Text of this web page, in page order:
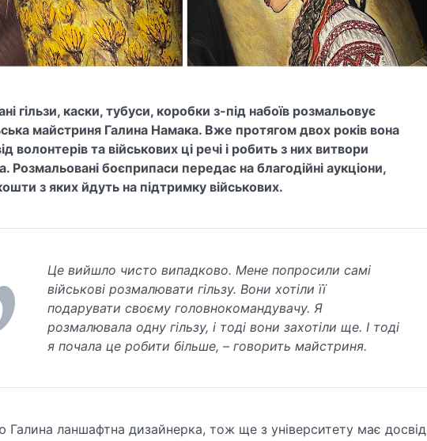
гільзи, каски, тубуси, коробки з-під набоїв розмальовує
майстриня Галина Намака. Вже протягом двох років вона
волонтерів та військових ці речі і робить з них витвори
Розмальовані боєприпаси передає на благодійні аукціони,
з яких йдуть на підтримку військових.
Це вийшло чисто випадково. Мене попросили самі
військові розмалювати гільзу. Вони хотіли її
подарувати своєму головнокомандувачу. Я
розмалювала одну гільзу, і тоді вони захотіли ще. І тоді
я почала це робити більше, – говорить майстриня.
Галина ланшафтна дизайнерка, тож ще з університету має досвід